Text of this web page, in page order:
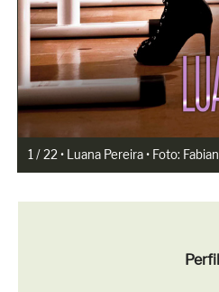
Moda
Praia
Contato
1 / 22 • Luana Pereira • Foto:
Perfil